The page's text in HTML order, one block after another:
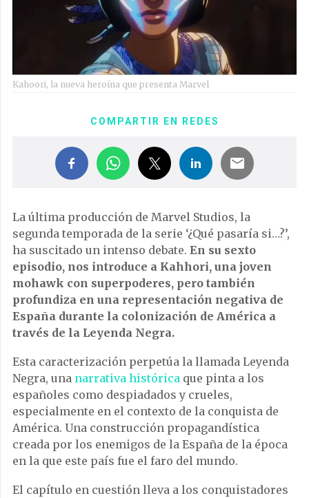
Kahoori, la nueva heroína que presenta Marvel
COMPARTIR EN REDES
La última producción de Marvel Studios, la
segunda temporada de la serie ‘¿Qué pasaría si…?’,
ha suscitado un intenso debate. En su sexto
episodio, nos introduce a Kahhori, una joven
mohawk con superpoderes, pero también
profundiza en una representación negativa de
España durante la colonización de América a
través de la Leyenda Negra.
Esta caracterización perpetúa la llamada Leyenda
Negra, una narrativa histórica que pinta a los
españoles como despiadados y crueles,
especialmente en el contexto de la conquista de
América. Una construcción propagandística
creada por los enemigos de la España de la época
en la que este país fue el faro del mundo.
El capítulo en cuestión lleva a los conquistadores